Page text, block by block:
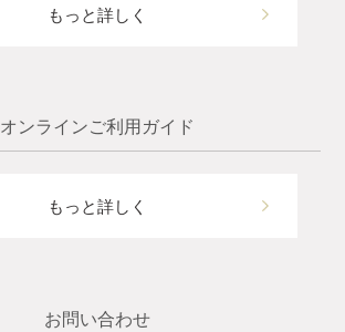
もっと詳しく
オンラインご利用ガイド
もっと詳しく
お問い合わせ